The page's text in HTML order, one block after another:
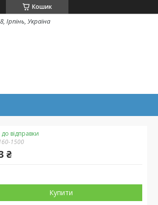
Кошик
Ірпінь, Україна
відправки
1500
₴
Купити